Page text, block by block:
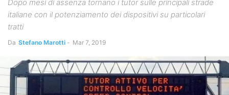
Dopo mesi di assenza tornano i tutor sulle principali strade
italiane con il potenziamento dei dispositivi su particolari
tratti
Da Stefano Marotti - Mar 7, 2019